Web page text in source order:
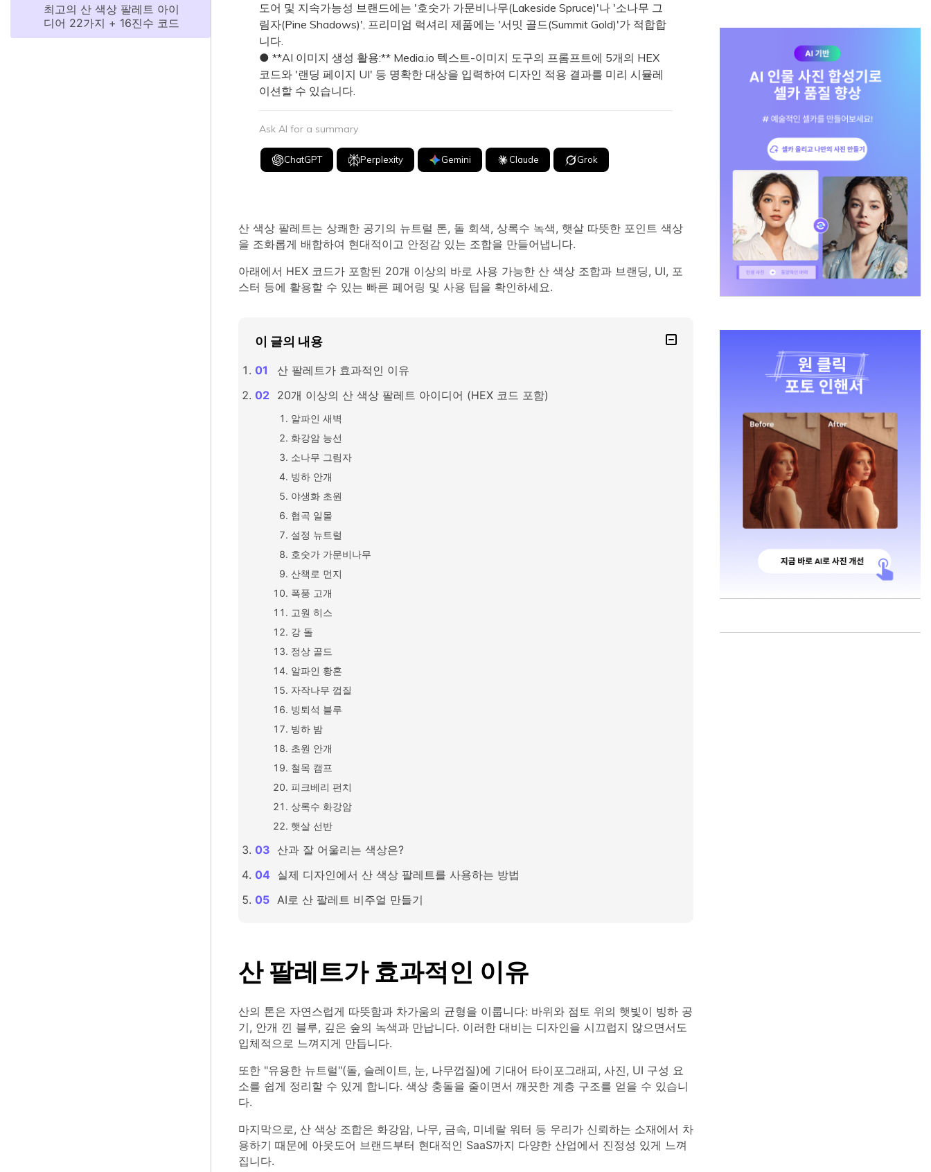
최고의 산 색상 팔레트 아이
디어 22가지 + 16진수 코드
도어 및 지속가능성 브랜드에는 '호숫가 가문비나무(Lakeside Spruce)'나 '소나무 그
림자(Pine Shadows)', 프리미엄 럭셔리 제품에는 '서밋 골드(Summit Gold)'가 적합합
니다.
● **AI 이미지 생성 활용:** Media.io 텍스트-이미지 도구의 프롬프트에 5개의 HEX
코드와 '랜딩 페이지 UI' 등 명확한 대상을 입력하여 디자인 적용 결과를 미리 시뮬레
이션할 수 있습니다.
Ask AI for a summary
ChatGPT Perplexity Gemini Claude Grok
산 색상 팔레트는 상쾌한 공기의 뉴트럴 톤, 돌 회색, 상록수 녹색, 햇살 따뜻한 포인트 색상
을 조화롭게 배합하여 현대적이고 안정감 있는 조합을 만들어냅니다.
아래에서 HEX 코드가 포함된 20개 이상의 바로 사용 가능한 산 색상 조합과 브랜딩, UI, 포
스터 등에 활용할 수 있는 빠른 페어링 및 사용 팁을 확인하세요.
이 글의 내용
산 팔레트가 효과적인 이유
20개 이상의 산 색상 팔레트 아이디어 (HEX 코드 포함)
알파인 새벽
화강암 능선
소나무 그림자
빙하 안개
야생화 초원
협곡 일몰
설정 뉴트럴
호숫가 가문비나무
산책로 먼지
폭풍 고개
고원 히스
강 돌
정상 골드
알파인 황혼
자작나무 껍질
빙퇴석 블루
빙하 밤
초원 안개
철목 캠프
피크베리 펀치
상록수 화강암
햇살 선반
산과 잘 어울리는 색상은?
실제 디자인에서 산 색상 팔레트를 사용하는 방법
AI로 산 팔레트 비주얼 만들기
산 팔레트가 효과적인 이유
산의 톤은 자연스럽게 따뜻함과 차가움의 균형을 이룹니다: 바위와 점토 위의 햇빛이 빙하 공
기, 안개 낀 블루, 깊은 숲의 녹색과 만납니다. 이러한 대비는 디자인을 시끄럽지 않으면서도
입체적으로 느껴지게 만듭니다.
또한 "유용한 뉴트럴"(돌, 슬레이트, 눈, 나무껍질)에 기대어 타이포그래피, 사진, UI 구성 요
소를 쉽게 정리할 수 있게 합니다. 색상 충돌을 줄이면서 깨끗한 계층 구조를 얻을 수 있습니
다.
마지막으로, 산 색상 조합은 화강암, 나무, 금속, 미네랄 워터 등 우리가 신뢰하는 소재에서 차
용하기 때문에 아웃도어 브랜드부터 현대적인 SaaS까지 다양한 산업에서 진정성 있게 느껴
집니다.